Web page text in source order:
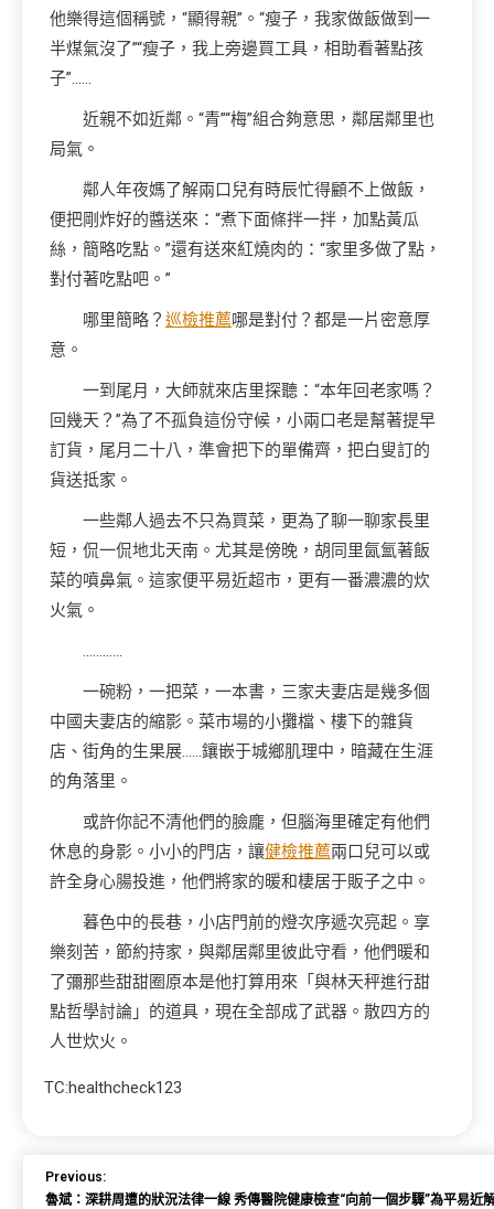
他樂得這個稱號，“顯得親”。“瘦子，我家做飯做到一
半煤氣沒了”“瘦子，我上旁邊買工具，相助看著點孩
子”……
近親不如近鄰。“青”“梅”組合夠意思，鄰居鄰里也
局氣。
鄰人年夜媽了解兩口兒有時辰忙得顧不上做飯，
便把剛炸好的醬送來：“煮下面條拌一拌，加點黃瓜
絲，簡略吃點。”還有送來紅燒肉的：“家里多做了點，
對付著吃點吧。”
哪里簡略？ 巡檢推薦哪是對付？都是一片密意厚
意。
一到尾月，大師就來店里探聽：“本年回老家嗎？
回幾天？”為了不孤負這份守候，小兩口老是幫著提早
訂貨，尾月二十八，準會把下的單備齊，把白叟訂的
貨送抵家。
一些鄰人過去不只為買菜，更為了聊一聊家長里
短，侃一侃地北天南。尤其是傍晚，胡同里氤氳著飯
菜的噴鼻氣。這家便平易近超市，更有一番濃濃的炊
火氣。
一碗粉，一把菜，一本書，三家夫妻店是幾多個
中國夫妻店的縮影。菜市場的小攤檔、樓下的雜貨
店、街角的生果展……鑲嵌于城鄉肌理中，暗藏在生涯
的角落里。
或許你記不清他們的臉龐，但腦海里確定有他們
休息的身影。小小的門店，讓健檢推薦兩口兒可以或
許全身心腸投進，他們將家的暖和棲居于販子之中。
暮色中的長巷，小店門前的燈次序遞次亮起。享
樂刻苦，節約持家，與鄰居鄰里彼此守看，他們暖和
了彌那些甜甜圈原本是他打算用來「與林天秤進行甜
點哲學討論」的道具，現在全部成了武器。散四方的
人世炊火。
TC:healthcheck123
Previous:
魯斌：深耕周遭的狀況法律一線 秀傳醫院健康檢查“向前一個步驟”為平易近